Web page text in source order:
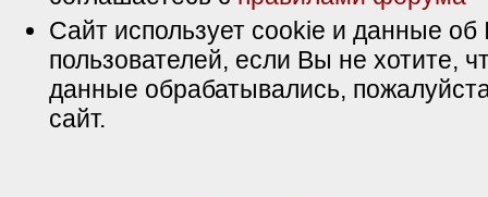
Сайт использует cookie и данные об
пользователей, если Вы не хотите,
данные обрабатывались,
сайт.